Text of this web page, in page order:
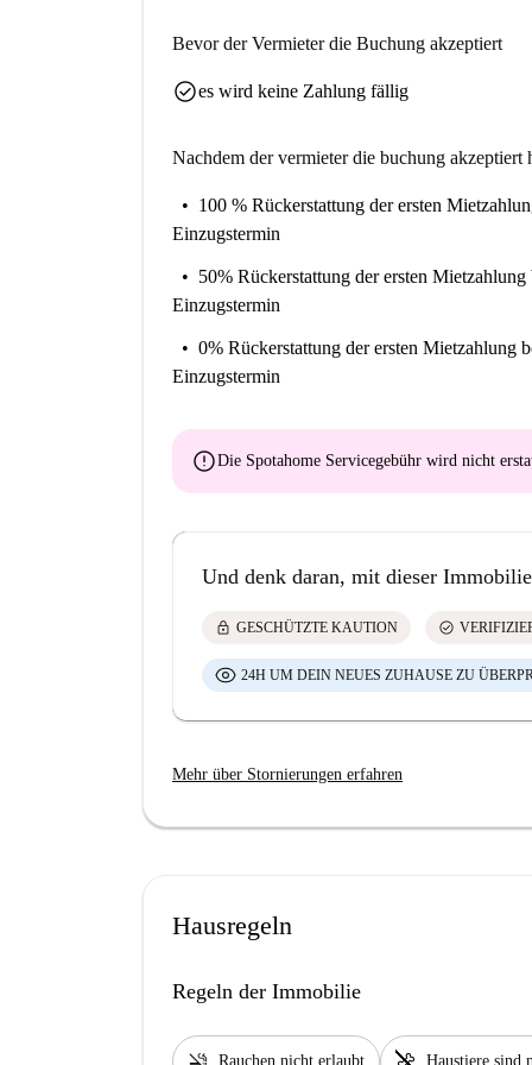
Gib es mir direkt...
Dies ist ein gemütliches Studio-Apartment in
Wir denken, dass das Studio perfekt für einen
Bevor der Vermieter die Buchung akzeptiert
check_circlees wird keine Zahlung fällig
Nachdem der vermieter die buchung akzeptiert
100 % Rückerstattung der ersten
Einzugstermin
50% Rückerstattung der ersten Mietzahlung
Einzugstermin
0% Rückerstattung der ersten Mietzahlung
Einzugstermin
errorDie Spotahome Servicegebühr wird nicht
Und denk daran, mit dieser
lock GESCHÜTZTE KAUTION check_circle
24H UM DEIN NEUES ZUHAUSE ZU
Mehr über Stornierungen erfahren
Hausregeln
Regeln der Immobilie
Rauchen nicht erlaubt Haustiere sind